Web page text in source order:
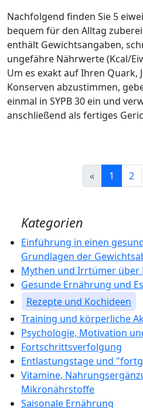
Nachfolgend finden Sie 5
bequem für den Alltag
enthält Gewichtsangaben,
ungefähre Nährwerte (Kcal/
Um es exakt auf Ihren Quark,
Konserven abzustimmen,
einmal in SYPB 30 ein und
anschließend als fertiges
« 1 2
Kategorien
Einführung in einen
Grundlagen der
Mythen und Irrtümer über
Gesunde Ernährung und
Rezepte und Kochideen
Training und körperliche
Psychologie, Motivation
Fortschrittsverfolgung
Entlastungstage und
Vitamine,
Mikronährstoffe
Saisonale Ernährung